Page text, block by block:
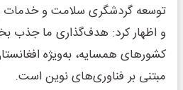
توسعه گردشگری سلامت و خدمات
و اظهار کرد: هدف‌گذاری ما جذب
کشورهای همسایه، به‌ویژه
مبتنی بر فناوری‌های نوین است.